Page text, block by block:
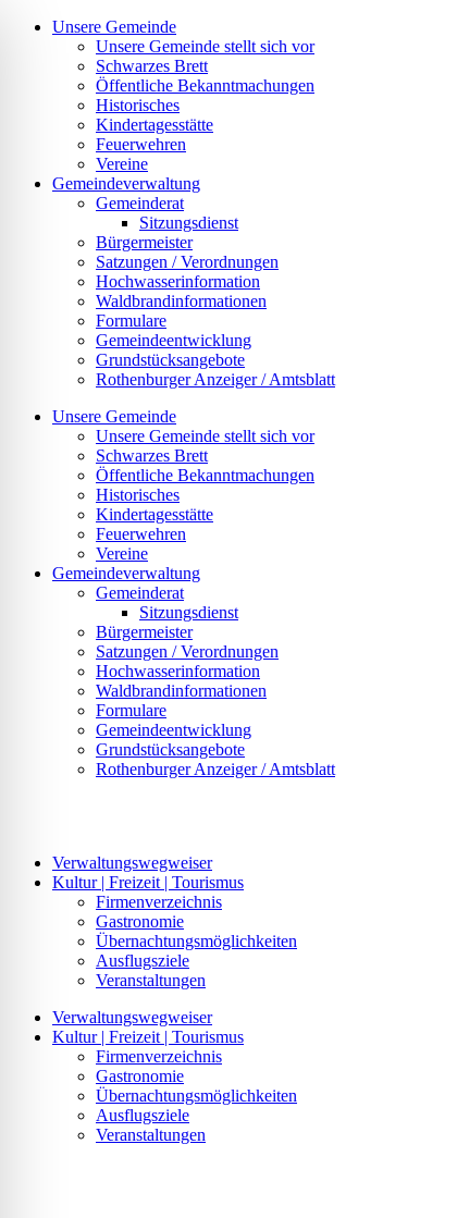
Zum
Unsere Gemeinde
Unsere Gemeinde stellt sich vor
Schwarzes Brett
Öffentliche Bekanntmachungen
Historisches
Kindertagesstätte
Feuerwehren
Vereine
Gemeindeverwaltung
Gemeinderat
Sitzungsdienst
Bürgermeister
Satzungen / Verordnungen
Hochwasserinformation
Waldbrandinformationen
Formulare
Gemeindeentwicklung
Grundstücksangebote
Rothenburger Anzeiger / Amtsblatt
Unsere Gemeinde
Unsere Gemeinde stellt sich vor
Schwarzes Brett
Öffentliche Bekanntmachungen
Historisches
Kindertagesstätte
Feuerwehren
Vereine
Gemeindeverwaltung
Gemeinderat
Sitzungsdienst
Bürgermeister
Satzungen / Verordnungen
Hochwasserinformation
Waldbrandinformationen
Formulare
Gemeindeentwicklung
Grundstücksangebote
Rothenburger Anzeiger / Amtsblatt
Verwaltungswegweiser
Kultur | Freizeit | Tourismus
Firmenverzeichnis
Gastronomie
Übernachtungsmöglichkeiten
Ausflugsziele
Veranstaltungen
Verwaltungswegweiser
Kultur | Freizeit | Tourismus
Firmenverzeichnis
Gastronomie
Übernachtungsmöglichkeiten
Ausflugsziele
Veranstaltungen